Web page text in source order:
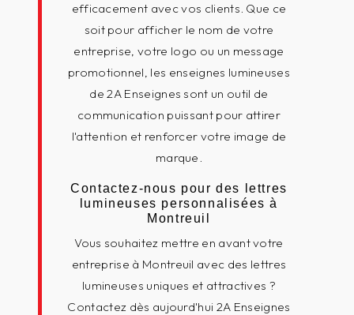
efficacement avec vos clients. Que ce
soit pour afficher le nom de votre
entreprise, votre logo ou un message
promotionnel, les enseignes lumineuses
de 2A Enseignes sont un outil de
communication puissant pour attirer
l'attention et renforcer votre image de
marque.
Contactez-nous pour des lettres
lumineuses personnalisées à
Montreuil
Vous souhaitez mettre en avant votre
entreprise à Montreuil avec des lettres
lumineuses uniques et attractives ?
Contactez dès aujourd'hui 2A Enseignes